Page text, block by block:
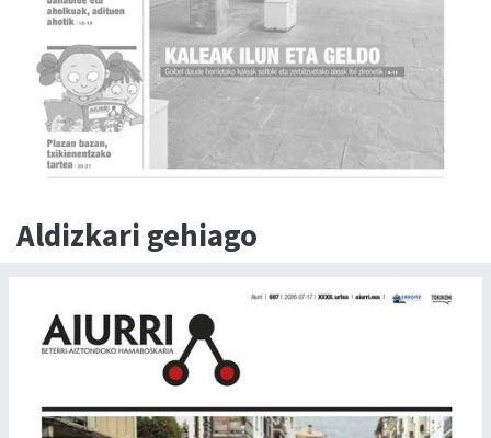
Aldizkari gehiago